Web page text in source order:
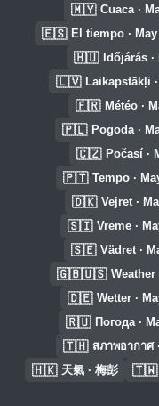
🇲🇾 Cuaca ·
🇪🇸 El tiempo ·
🇭🇺 Időjárás
🇱🇻 Laikapstākļi
🇫🇷 Météo ·
🇵🇱 Pogoda ·
🇨🇿 Počasí ·
🇵🇹 Tempo ·
🇩🇰 Vejret ·
🇸🇮 Vreme ·
🇸🇪 Vädret ·
🇬🇧🇺🇸 Weather
🇩🇪 Wetter ·
🇷🇺 Погода ·
🇹🇭 สภาพอากาศ
🇭🇰 天氣 · 梅彭 🇹🇼